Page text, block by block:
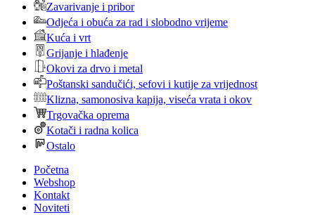
Zavarivanje i pribor
Odjeća i obuća za rad i slobodno vrijeme
Kuća i vrt
Grijanje i hlađenje
Okovi za drvo i metal
Poštanski sandučići, sefovi i kutije za vrijednost
Klizna, samonosiva kapija, viseća vrata i okov
Trgovačka oprema
Kotači i radna kolica
Ostalo
Početna
Webshop
Kontakt
Noviteti